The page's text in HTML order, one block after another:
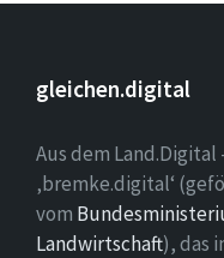
gleichen.digital
Aus dem
‚bremke.digital‘
vom
Landwirtschaft), das